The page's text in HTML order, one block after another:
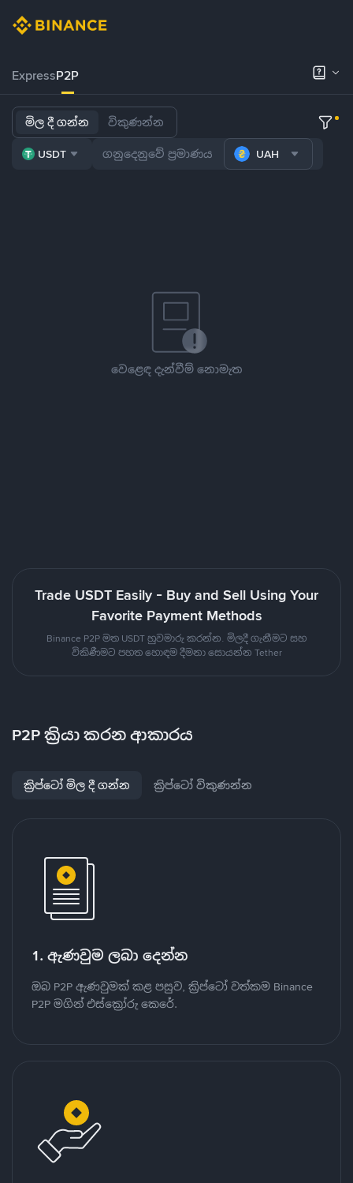
ExpressP2P
මිල දී ගන්න විකුණන්න
USDT UAH
වෙළෙඳ දැන්වීම් නොමැත
Trade USDT Easily - Buy and Sell Using Your
Favorite Payment Methods
Binance P2P මත USDT හුවමාරු කරන්න. මිලදී ගැනීමට සහ
විකිණීමට පහත හොඳම දීමනා සොයන්න Tether
P2P ක්‍රියා කරන ආකාරය
ක්‍රිප්ටෝ මිල දී ගන්න ක්‍රිප්ටෝ විකුණන්න
1. ඇණවුම ලබා දෙන්න
ඔබ P2P ඇණවුමක් කළ පසුව, ක්‍රිප්ටෝ වත්කම Binance
P2P මගින් එස්ක්‍රෝරු කෙරේ.